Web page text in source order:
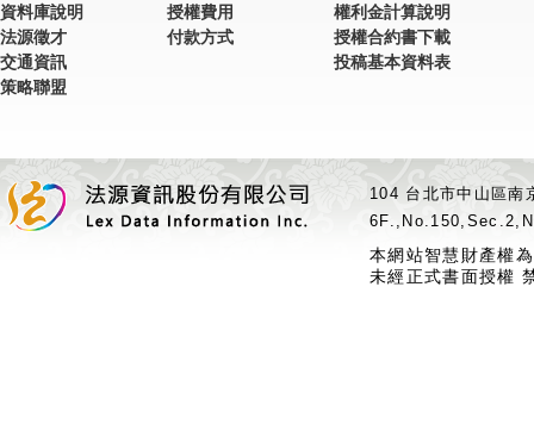
資料庫說明
法源徵才
交通資訊
策略聯盟
授權費用
付款方式
權利金計算說明
授權合約書下載
投稿基本資料表
104 台北市中山區
本網站智慧財產權
未經正式書面授權